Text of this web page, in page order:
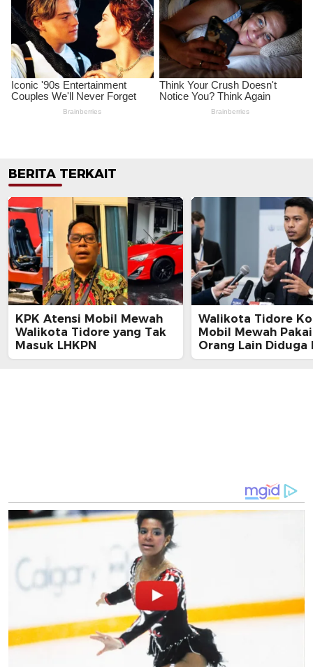
BERITA TERKAIT
KPK Atensi Mobil Mewah
Walikota Tidore yang Tak
Masuk LHKPN
Walikota Tidore
Mobil Mewah
Orang Lain Diduga
LHKPN, LBH Ansor: